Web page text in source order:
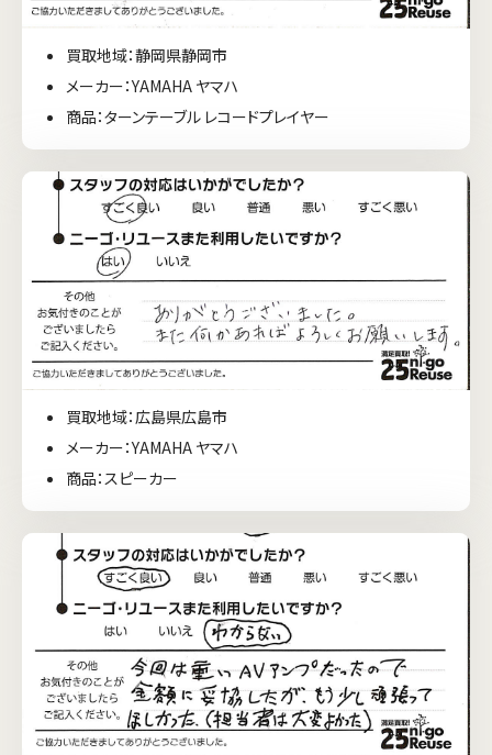
買取地域：静岡県静岡市
メーカー：YAMAHA ヤマハ
商品：ターンテーブル レコードプレイヤー
買取地域：広島県広島市
メーカー：YAMAHA ヤマハ
商品：スピーカー